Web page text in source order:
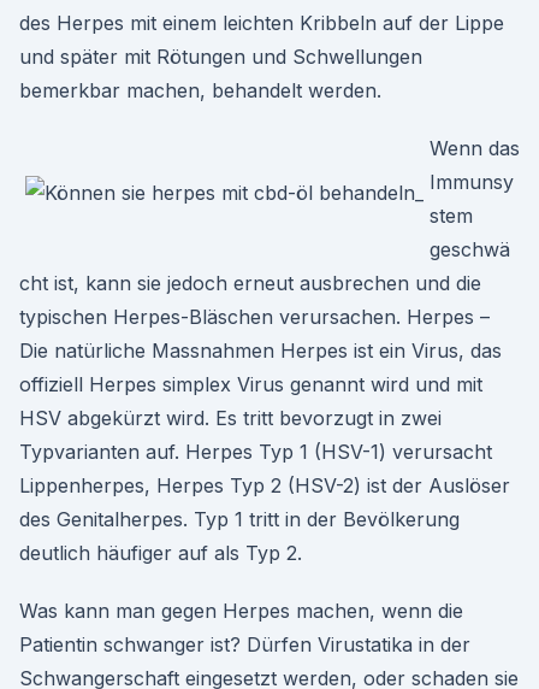
des Herpes mit einem leichten Kribbeln auf der Lippe
und später mit Rötungen und Schwellungen
bemerkbar machen, behandelt werden.
Wenn das
Immunsy
stem
geschwä
cht ist, kann sie jedoch erneut ausbrechen und die
typischen Herpes-Bläschen verursachen. Herpes –
Die natürliche Massnahmen Herpes ist ein Virus, das
offiziell Herpes simplex Virus genannt wird und mit
HSV abgekürzt wird. Es tritt bevorzugt in zwei
Typvarianten auf. Herpes Typ 1 (HSV-1) verursacht
Lippenherpes, Herpes Typ 2 (HSV-2) ist der Auslöser
des Genitalherpes. Typ 1 tritt in der Bevölkerung
deutlich häufiger auf als Typ 2.
Was kann man gegen Herpes machen, wenn die
Patientin schwanger ist? Dürfen Virustatika in der
Schwangerschaft eingesetzt werden, oder schaden sie